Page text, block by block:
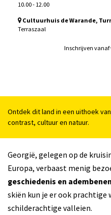
10.00- 12.00
Cultuurhuis de Warande,
Terraszaal
Inschrijven vanaf
Ontdek dit land in een uithoek
contrast, cultuur en natuur.
Georgië, gelegen op de
Europa, verbaast menig
geschiedenis en
skiën kun je er ook prachtige
schilderachtige valleien.